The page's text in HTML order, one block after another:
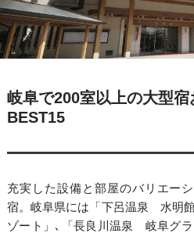
岐阜で200室以上の大型
BEST15
充実した設備と部屋のバリエー
宿。岐阜県には「下呂温泉 水明
ゾート」､「長良川温泉 岐阜グ